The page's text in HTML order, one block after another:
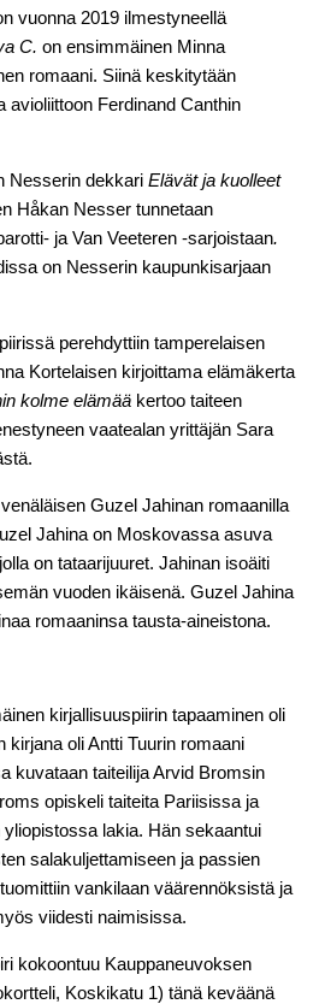
vuonna 2019 ilmestyneellä
C. on ensimmäinen Minna
romaani. Siinä keskitytään
avioliittoon Ferdinand Canthin
Nesserin dekkari Elävät ja kuolleet
Håkan Nesser tunnetaan
ja Van Veeteren -sarjoistaan.
on Nesserin kaupunkisarjaan
perehdyttiin tamperelaisen
Kortelaisen kirjoittama elämäkerta
kolme elämää kertoo taiteen
vaatealan yrittäjän Sara
Guzel Jahinan romaanilla
Jahina on Moskovassa asuva
on tataarijuuret. Jahinan isoäiti
vuoden ikäisenä. Guzel Jahina
romaaninsa tausta-aineistona.
kirjallisuuspiirin tapaaminen oli
oli Antti Tuurin romaani
kuvataan taiteilija Arvid Bromsin
opiskeli taiteita Pariisissa ja
lakia. Hän sekaantui
salakuljettamiseen ja passien
vankilaan väärennöksistä ja
viidesti naimisissa.
kokoontuu Kauppaneuvoksen
Koskikatu 1) tänä keväänä